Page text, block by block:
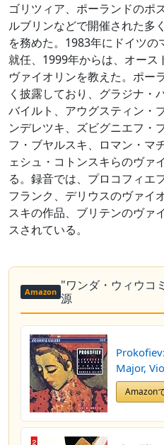
ゴリツィア、ポーランドのポ
ルブリンなどで開催された多
を務めた。1983年にドイツ
就任、1999年からは、オー
ヴァイオリンを教えた。ポー
く披露しており、グラジナ・
バイルト、アウグスティン・
ンデレツキ、ズビグニエフ・
フ・ブヤルスキ、ロマン・マ
ェシュ・コトンスキらのヴァ
る。録音では、プロコフィエ
フランク、デリウスのヴァイ
スキの作品、ブリテンのヴァ
スされている。
Amazon "ワンダ・ウィウコ
源
Major,
Romeo
Amazon